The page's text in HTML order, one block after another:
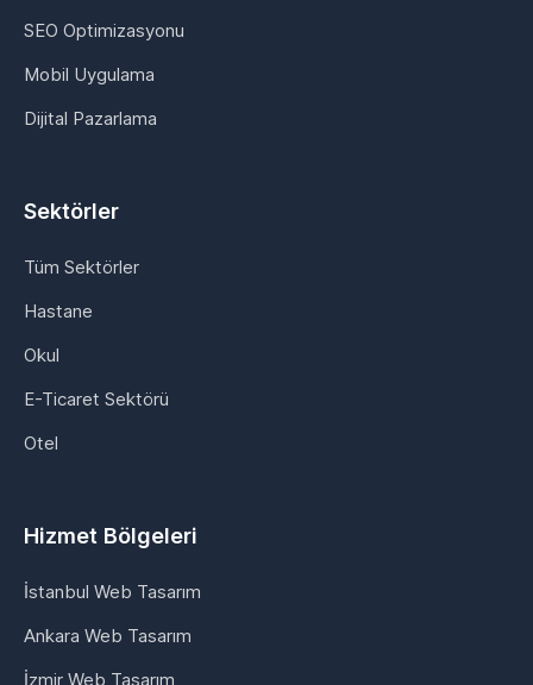
SEO Optimizasyonu
Mobil Uygulama
Dijital Pazarlama
Sektörler
Tüm Sektörler
Hastane
Okul
E-Ticaret Sektörü
Otel
Hizmet Bölgeleri
İstanbul Web Tasarım
Ankara Web Tasarım
İzmir Web Tasarım